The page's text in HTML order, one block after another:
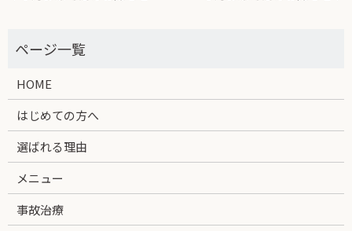
HOME
はじめての方へ
選ばれる理由
メニュー
事故治療